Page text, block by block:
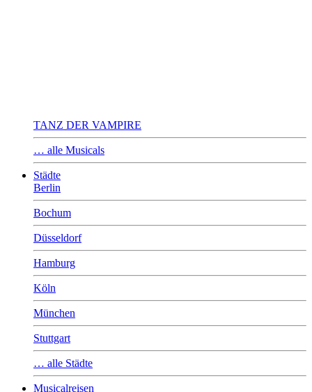
TANZ DER VAMPIRE
… alle Musicals
Städte
Berlin
Bochum
Düsseldorf
Hamburg
Köln
München
Stuttgart
… alle Städte
Musicalreisen